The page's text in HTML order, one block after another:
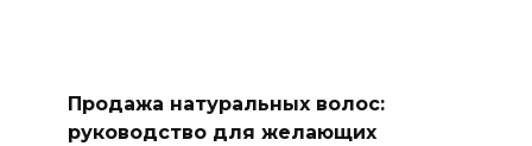
Продажа натуральных волос:
руководство для желающих